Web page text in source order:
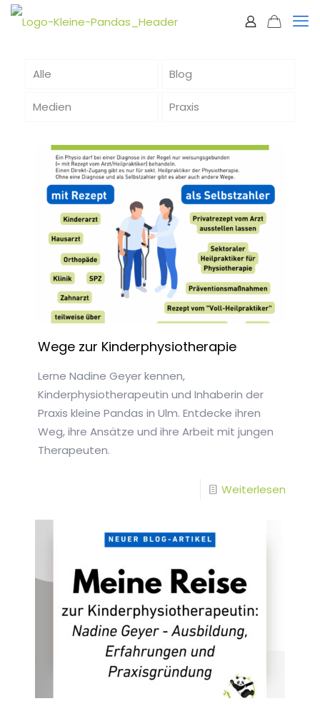
Alle Blog
Medien Praxis
Wege zur Kinderphysiotherapie
Lerne Nadine Geyer kennen,
Kinderphysiotherapeutin und Inhaberin der
Praxis kleine Pandas in Ulm. Entdecke ihren
Weg, ihre Ansätze und ihre Arbeit mit jungen
Therapeuten.
Weiterlesen